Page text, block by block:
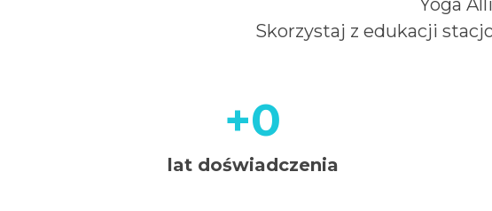
Yoga
Skorzystaj z edukacji
+0
lat doświadczenia